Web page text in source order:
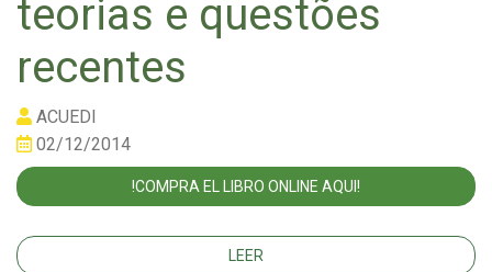
teorias e questões
recentes
ACUEDI
02/12/2014
!COMPRA EL LIBRO ONLINE AQUI!
LEER